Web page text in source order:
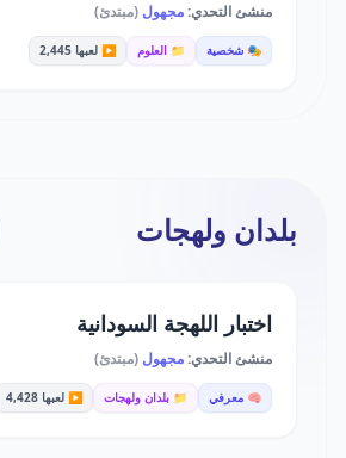
منشئ التحدي:مجهول (مبتدئ)
🎭 شخصية 📁 العلوم ▶️ لعبها 2,445
بلدان ولهجات
اختبار اللهجة السودانية
منشئ التحدي:مجهول (مبتدئ)
🧠 معرفي 📁 بلدان ولهجات ▶️ لعبها 4,428